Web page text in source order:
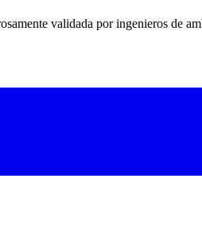
validada por ingenieros de